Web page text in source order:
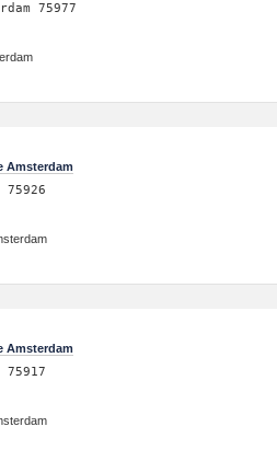
75977
Amsterdam
Amsterdam